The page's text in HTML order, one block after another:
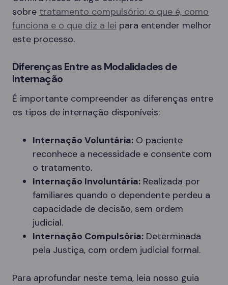
sobre tratamento compulsório: o que é, como
funciona e o que diz a lei para entender melhor
este processo.
Diferenças Entre as Modalidades de
Internação
É importante compreender as diferenças entre
os tipos de internação disponíveis:
Internação Voluntária: O paciente
reconhece a necessidade e consente com
o tratamento.
Internação Involuntária: Realizada por
familiares quando o dependente perdeu a
capacidade de decisão, sem ordem
judicial.
Internação Compulsória: Determinada
pela Justiça, com ordem judicial formal.
Para aprofundar neste tema, leia nosso guia